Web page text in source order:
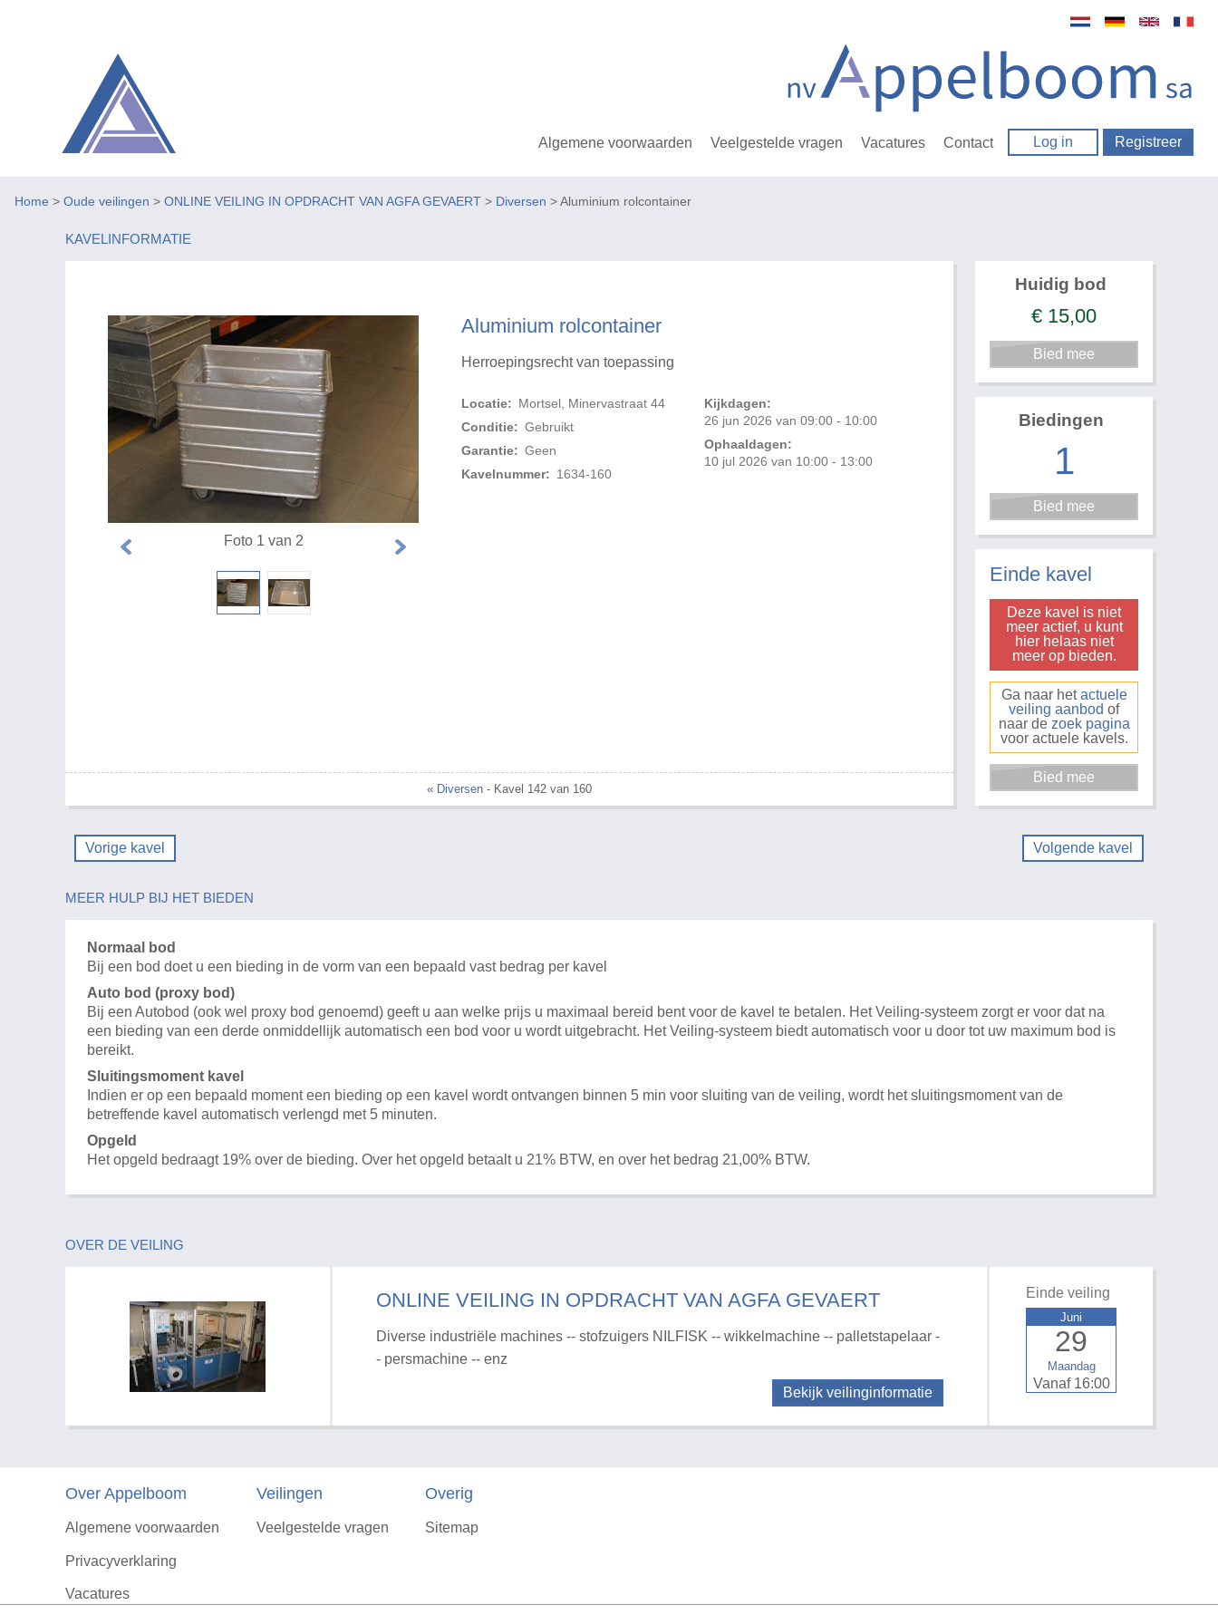
Algemene voorwaarden Veelgestelde vragen Vacatures Contact Log in Registreer
Home > Oude veilingen > ONLINE VEILING IN OPDRACHT VAN AGFA GEVAERT > Diversen > Aluminium rolcontainer
KAVELINFORMATIE
Aluminium rolcontainer
Herroepingsrecht van toepassing
Locatie: Mortsel, Minervastraat 44
Conditie: Gebruikt
Garantie: Geen
Kavelnummer: 1634-160
Kijkdagen:
26 jun 2026 van 09:00 - 10:00
Ophaaldagen:
10 jul 2026 van 10:00 - 13:00
Foto 1 van 2
« Diversen - Kavel 142 van 160
Huidig bod
€ 15,00
Biedingen
1
Einde kavel
Deze kavel is niet
meer actief, u kunt
hier helaas niet
meer op bieden.
Ga naar hetactuele
veiling aanbod of
naar de zoek pagina
voor actuele kavels.
Vorige kavel Volgende kavel
MEER HULP BIJ HET BIEDEN
Normaal bod
Bij een bod doet u een bieding in de vorm van een bepaald vast bedrag per kavel
Auto bod (proxy bod)
Bij een Autobod (ook wel proxy bod genoemd) geeft u aan welke prijs u maximaal bereid bent voor de kavel te betalen. Het Veiling-systeem zorgt er voor dat na
een bieding van een derde onmiddellijk automatisch een bod voor u wordt uitgebracht. Het Veiling-systeem biedt automatisch voor u door tot uw maximum bod is
bereikt.
Sluitingsmoment kavel
Indien er op een bepaald moment een bieding op een kavel wordt ontvangen binnen 5 min voor sluiting van de veiling, wordt het sluitingsmoment van de
betreffende kavel automatisch verlengd met 5 minuten.
Opgeld
Het opgeld bedraagt 19% over de bieding. Over het opgeld betaalt u 21% BTW, en over het bedrag 21,00% BTW.
OVER DE VEILING
ONLINE VEILING IN OPDRACHT VAN AGFA GEVAERT
Diverse industriële machines -- stofzuigers NILFISK -- wikkelmachine -- palletstapelaar -
- persmachine -- enz
Bekijk veilinginformatie
Einde veiling
Maandag
29
Juni
Vanaf 16:00
Over Appelboom
Algemene voorwaarden
Privacyverklaring
Vacatures
Veilingen
Veelgestelde vragen
Overig
Sitemap